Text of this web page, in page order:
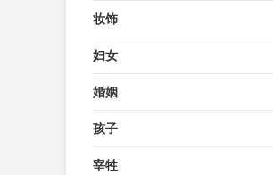
妆饰
妇女
婚姻
孩子
宰牲